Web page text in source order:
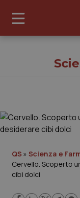
Governo e
Regioni e Asl
QS » Scienza e
Cervello. Scoperto
cibi dolci